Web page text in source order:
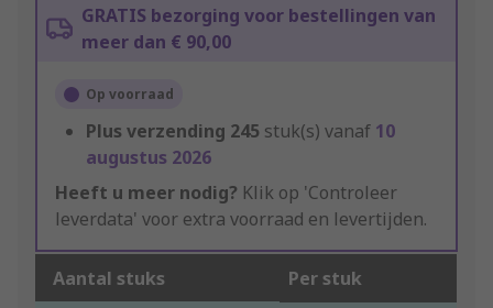
GRATIS bezorging voor bestellingen van
meer dan € 90,00
Op voorraad
Plus verzending 245 stuk(s) vanaf 10
augustus 2026
Heeft u meer nodig? Klik op 'Controleer
leverdata' voor extra voorraad en levertijden.
Aantal stuks Per stuk